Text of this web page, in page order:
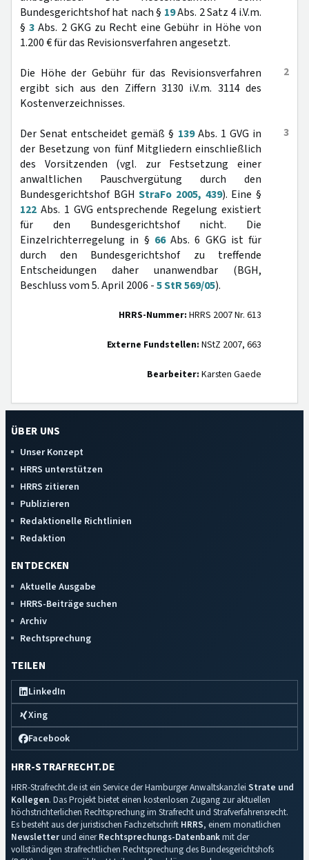
Bundesgerichtshof hat nach § 19Abs. 2 Satz 4 i.V.m.
§3 Abs. 2 GKG zu Recht eine Gebühr in Höhe von
1.200 € für das Revisionsverfahren angesetzt.
2
Die Höhe der Gebühr für das Revisionsverfahren
ergibt sich aus den Ziffern 3130 i.V.m. 3114 des
Kostenverzeichnisses.
3
Der Senat entscheidet gemäß § 139Abs. 1 GVG in
der Besetzung von fünf Mitgliedern einschließlich
des Vorsitzenden (vgl. zur Festsetzung einer
anwaltlichen Pauschvergütung durch den
Bundesgerichtshof BGHStraFo 2005, 439). Eine §
122 Abs. 1 GVG entsprechende Regelung existiert
für den Bundesgerichtshof nicht. Die
Einzelrichterregelung in § 66Abs. 6 GKG ist für
durch den Bundesgerichtshof zu treffende
Entscheidungen daher unanwendbar (BGH,
Beschluss vom 5. April 2006 -5 StR 569/05).
HRRS-Nummer: HRRS 2007 Nr. 613
Externe Fundstellen: NStZ 2007, 663
Bearbeiter: Karsten Gaede
ÜBER UNS
Unser Konzept
HRRS unterstützen
HRRS zitieren
Publizieren
Redaktionelle Richtlinien
Redaktion
ENTDECKEN
Aktuelle Ausgabe
HRRS-Beiträge suchen
Archiv
Rechtsprechung
TEILEN
LinkedIn
Xing
Facebook
HRR-STRAFRECHT.DE
HRR-Strafrecht.de ist ein Service der Hamburger Anwaltskanzlei Strate und
Kollegen. Das Projekt bietet einen kostenlosen Zugang zur aktuellen
höchstrichterlichen Rechtsprechung im Strafrecht und Strafverfahrensrecht.
Es besteht aus der juristischen Fachzeitschrift HRRS, einem monatlichen
Newsletterund einerRechtsprechungs-Datenbankmit der
vollständigen strafrechtlichen Rechtsprechung des Bundesgerichtshofs